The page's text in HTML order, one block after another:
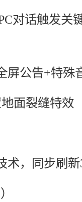
对话触发关
屏公告+特殊
面裂缝特效
，同步刷新